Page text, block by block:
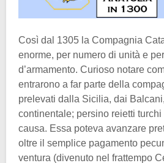
Così dal 1305 la Compagnia
enorme, per numero di unità e
d’armamento. Curioso notare
entrarono a far parte della
prelevati dalla Sicilia, dai
continentale; persino reietti
causa. Essa poteva avanzare
oltre il semplice pagamento
ventura (divenuto nel frattempo